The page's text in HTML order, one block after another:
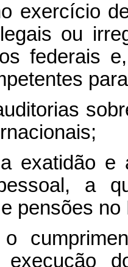
exercício
ou
federais
exatidão e
a
pensões